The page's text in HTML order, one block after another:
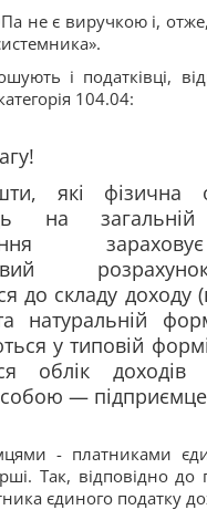
не є виручкою і,
і податківці,
104.04:
які
на загальній
до складу доходу
натуральній
у типовій
облік доходів
—
- платниками
Так, відповідно до
єдиного податку